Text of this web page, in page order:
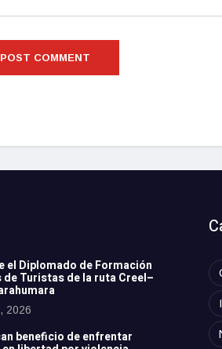
el Diplomado de Formación
de Turistas de la ruta Creel–
2026
beneficio de enfrentar